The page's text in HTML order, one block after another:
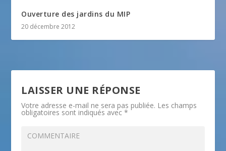
Ouverture des jardins du MIP
20 décembre 2012
LAISSER UNE RÉPONSE
Votre adresse e-mail ne sera pas publiée. Les champs
obligatoires sont indiqués avec*